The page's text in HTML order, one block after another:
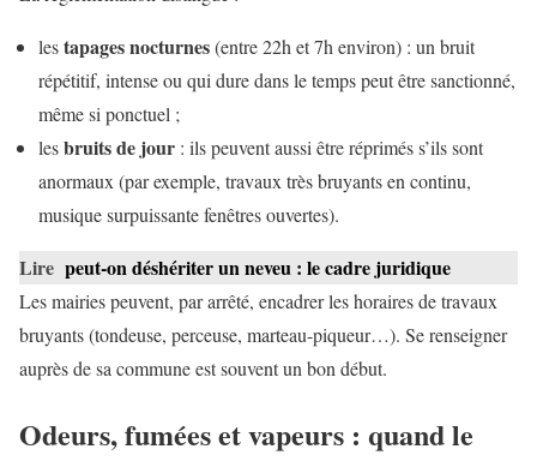
lestapages nocturnes(entre 22h et 7h environ) : un bruit
répétitif, intense ou qui dure dans le temps peut être sanctionné,
même si ponctuel ;
lesbruits de jour : ils peuvent aussi être réprimés s’ils sont
anormaux (par exemple, travaux très bruyants en continu,
musique surpuissante fenêtres ouvertes).
Lire peut-on déshériter un neveu : le cadre juridique
Les mairies peuvent, par arrêté, encadrer les horaires de travaux
bruyants (tondeuse, perceuse, marteau-piqueur…). Se renseigner
auprès de sa commune est souvent un bon début.
Odeurs, fumées et vapeurs : quand le